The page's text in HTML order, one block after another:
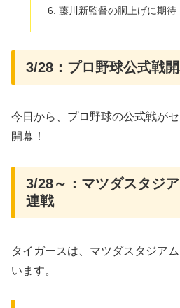
藤川新監督の胴上げに期待
3/28：プロ野球公式戦
今日から、プロ野球の公式戦が
開幕！
3/28～：マツダスタジ
連戦
タイガースは、マツダスタジア
います。